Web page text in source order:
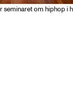
seminaret om hiphop i